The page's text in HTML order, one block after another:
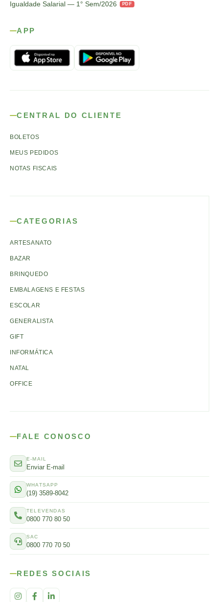
Igualdade Salarial — 1° Sem/2026
PDF
APP
CENTRAL DO CLIENTE
BOLETOS
MEUS PEDIDOS
NOTAS FISCAIS
CATEGORIAS
ARTESANATO
BAZAR
BRINQUEDO
EMBALAGENS E FESTAS
ESCOLAR
GENERALISTA
GIFT
INFORMÁTICA
NATAL
OFFICE
FALE CONOSCO
E-MAIL
Enviar E-mail
WHATSAPP
(19) 3589-8042
TELEVENDAS
0800 770 80 50
SAC
0800 770 70 50
REDES SOCIAIS